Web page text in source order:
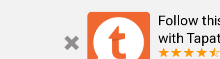
Follow
with